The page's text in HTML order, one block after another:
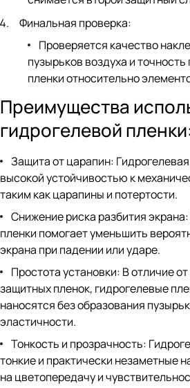
Финальная проверка:
Проверяется качество
пузырьков воздуха и
пленки относительно
Преимущества
гидрогелевой
Защита от царапин:
высокой устойчивостью к
таким как царапины и потертости.
Снижение риска разбития
пленки помогает уменьшить
экрана при падении или ударе.
Простота установки: В отличие
защитных пленок, гидрогелевые
наносятся без образования
эластичности.
Тонкость и прозрачность:
тонкие и практически незаметные
на цветопередачу и